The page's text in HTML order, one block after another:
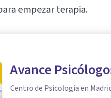
empezar terapia.
Avance
Centro de Psicología en